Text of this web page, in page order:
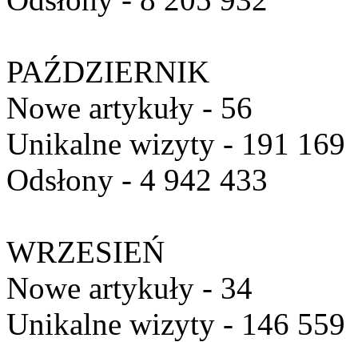
PAŹDZIERNIK
Nowe artykuły - 56
Unikalne wizyty - 191 169
Odsłony - 4 942 433
WRZESIEŃ
Nowe artykuły - 34
Unikalne wizyty - 146 559